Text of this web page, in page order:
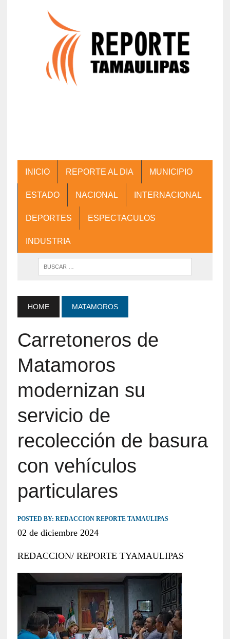
INICIO REPORTE AL DIA MUNICIPIO
ESTADO NACIONAL INTERNACIONAL
DEPORTES ESPECTACULOS
INDUSTRIA
HOME MATAMOROS
Carretoneros de
Matamoros
modernizan su
servicio de
recolección de basura
con vehículos
particulares
POSTED BY: REDACCION REPORTE TAMAULIPAS
02 de diciembre 2024
REDACCION/ REPORTE TYAMAULIPAS